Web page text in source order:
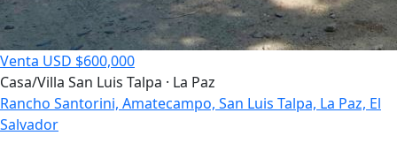
Venta USD $600,000
Casa/Villa San Luis Talpa · La Paz
Rancho Santorini, Amatecampo, San Luis Talpa, La Paz, El
Salvador